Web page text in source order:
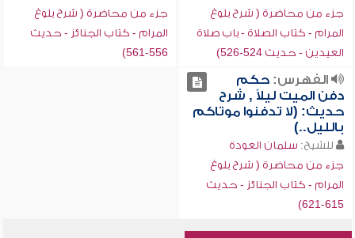
جزء من محاضرة ( شرح بلوغ
المرام - كتاب الصلاة - باب صلاة
العيدين - حديث 524-526)
جزء من محاضرة ( شرح بلوغ
المرام - كتاب الجنائز - حديث
556-561)
الفهرس:حكم
دفن الميت ليلاً , شرح
حديث: (لا تدفنوا موتاكم
بالليل..)
للشيخ: سلمان العودة
جزء من محاضرة ( شرح بلوغ
المرام - كتاب الجنائز - حديث
615-621)